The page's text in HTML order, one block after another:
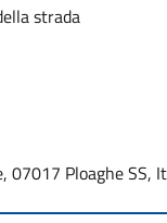
strada
07017 Ploaghe SS,